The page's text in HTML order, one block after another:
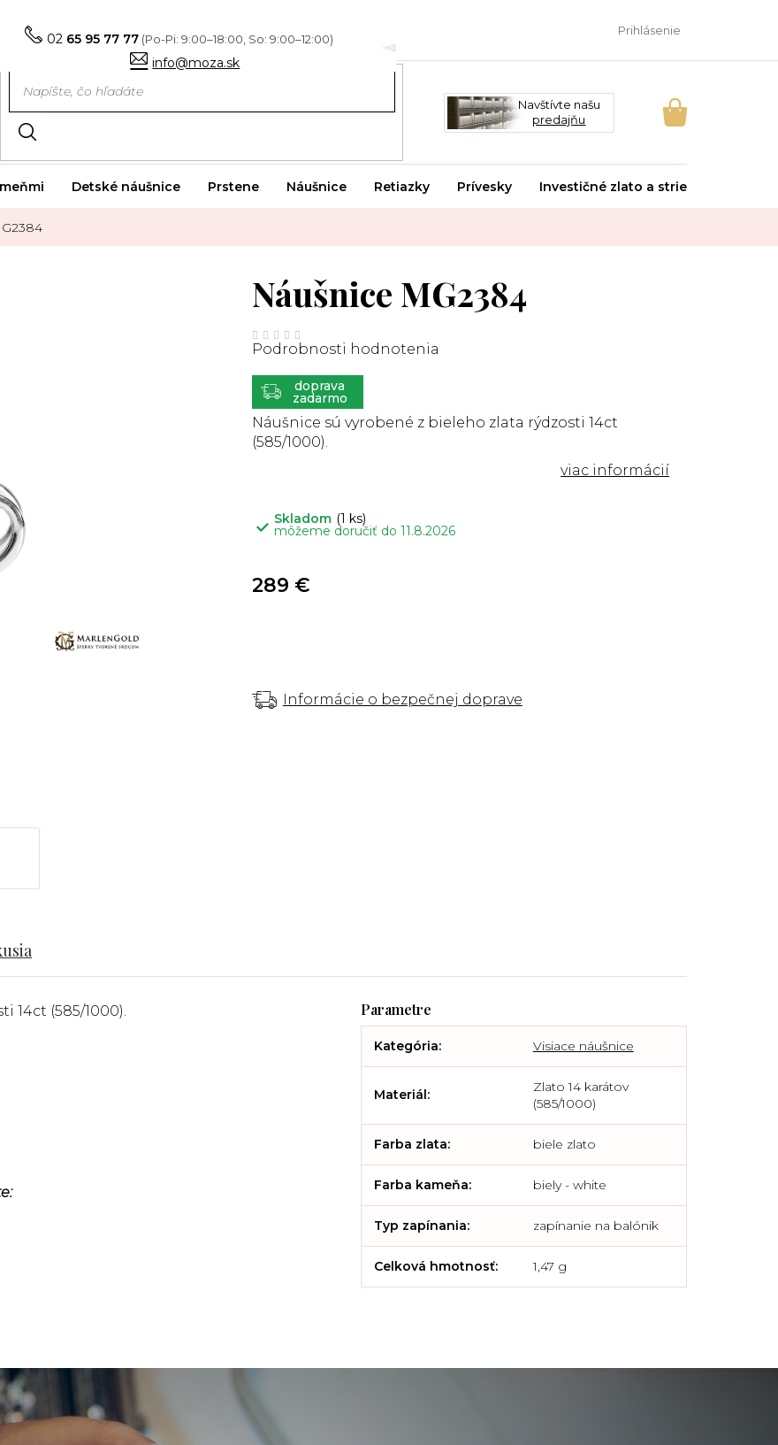
02 65 95 77 77
info@moza.sk
Prihlásenie
Navštívte našu
predajňu
NÁKUPNÝ
Detské náušnice Prstene Náušnice Retiazky Prívesky Investičné zlato a striebro
Skladom (1 ks)
môžeme doručiť do 11.8.2026
Náušnice sú vyrobené z bieleho zlata rýdzosti 14ct
(585/1000).
Informácie o bezpečnej doprave
Náušnice MG2384
Priemerné
hodnotenie
produktu
0,0
hviezdičiek.
Podrobnosti hodnotenia
ZADARMO
289 €
14ct (585/1000).
Kategória: Visiace náušnice
Materiál:
Zlato 14 karátov
(585/1000)
Farba zlata: biele zlato
Farba kameňa: biely - white
Typ zapínania: zapínanie na balónik
Celková hmotnosť: 1,47 g